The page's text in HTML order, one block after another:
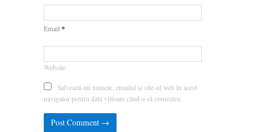
Email *
Website
Salvează-mi numele, emailul și site-ul web în acest
navigator pentru data viitoare când o să comentez.